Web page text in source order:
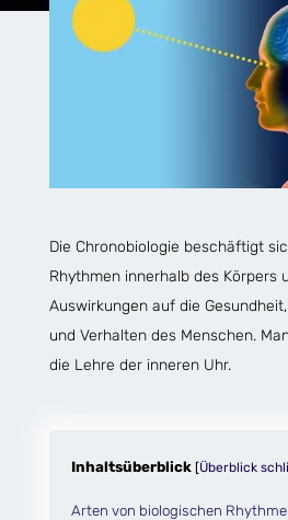
Die Chronobiologie beschäftigt
Rhythmen innerhalb des Körpers
Auswirkungen auf die
und Verhalten des Menschen.
die Lehre der inneren Uhr.
Inhaltsüberblick [Überblick
Arten von biologischen